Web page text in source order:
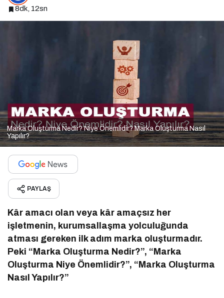
8dk, 12sn
Marka Oluşturma Nedir? Niye Önemlidir? Marka Oluşturma Nasıl
Yapılır?
PAYLAŞ
Kâr amacı olan veya kâr amaçsız her
işletmenin, kurumsallaşma yolculuğunda
atması gereken ilk adım marka oluşturmadır.
Peki “Marka Oluşturma Nedir?”, “Marka
Oluşturma Niye Önemlidir?”, “Marka Oluşturma
Nasıl Yapılır?”